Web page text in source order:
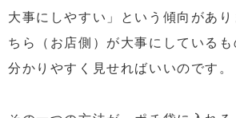
大事にしやすい」という傾向があり
ちら（お店側）が大事にしている
分かりやすく見せればいいのです。